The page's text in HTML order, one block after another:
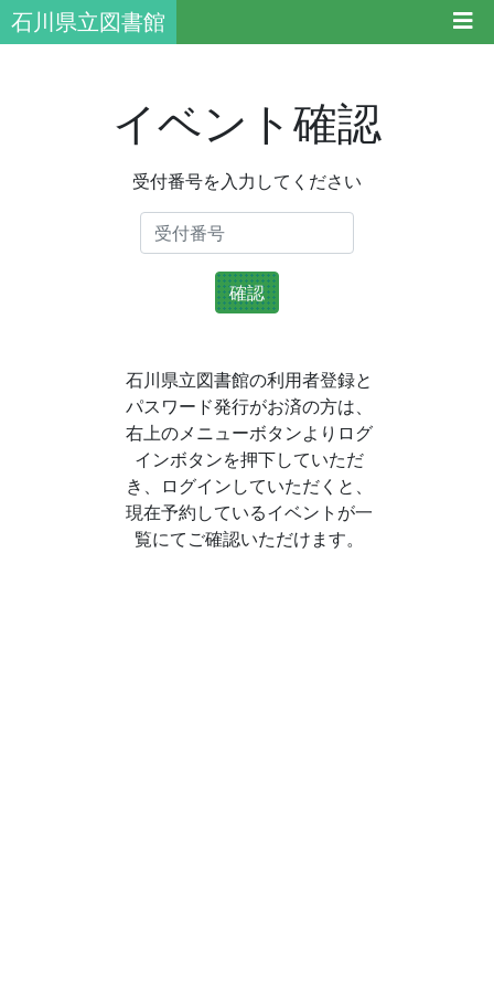
石川県立図書館
イベント確認
受付番号を入力してください
確認
石川県立図書館の利用者登録と
パスワード発行がお済の方は、
右上のメニューボタンよりログ
インボタンを押下していただ
き、ログインしていただくと、
現在予約しているイベントが一
覧にてご確認いただけます。